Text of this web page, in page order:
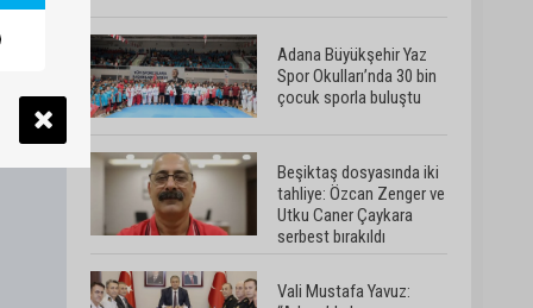
Adana Büyükşehir Yaz
Spor Okulları’nda 30 bin
çocuk sporla buluştu
Beşiktaş dosyasında iki
tahliye: Özcan Zenger ve
Utku Caner Çaykara
serbest bırakıldı
Vali Mustafa Yavuz: